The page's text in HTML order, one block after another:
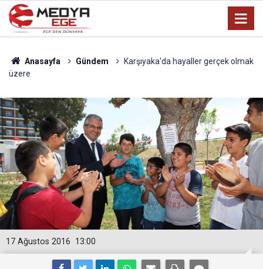
Anasayfa Gündem
Karşıyaka'da hayaller gerçek olmak
üzere
13:00
17 Ağustos 2016